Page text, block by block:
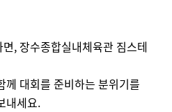
, 장수종합실내체육관 짐스테
께 대회를 준비하는 분위기를
내세요.